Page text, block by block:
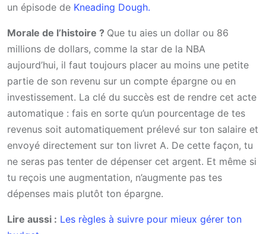
un épisode de Kneading Dough.
Morale de l’histoire ? Que tu aies un dollar ou 86
millions de dollars, comme la star de la NBA
aujourd’hui, il faut toujours placer au moins une petite
partie de son revenu sur un compte épargne ou en
investissement. La clé du succès est de rendre cet acte
automatique : fais en sorte qu’un pourcentage de tes
revenus soit automatiquement prélevé sur ton salaire et
envoyé directement sur ton livret A. De cette façon, tu
ne seras pas tenter de dépenser cet argent. Et même si
tu reçois une augmentation, n’augmente pas tes
dépenses mais plutôt ton épargne.
Lire aussi : Les règles à suivre pour mieux gérer ton